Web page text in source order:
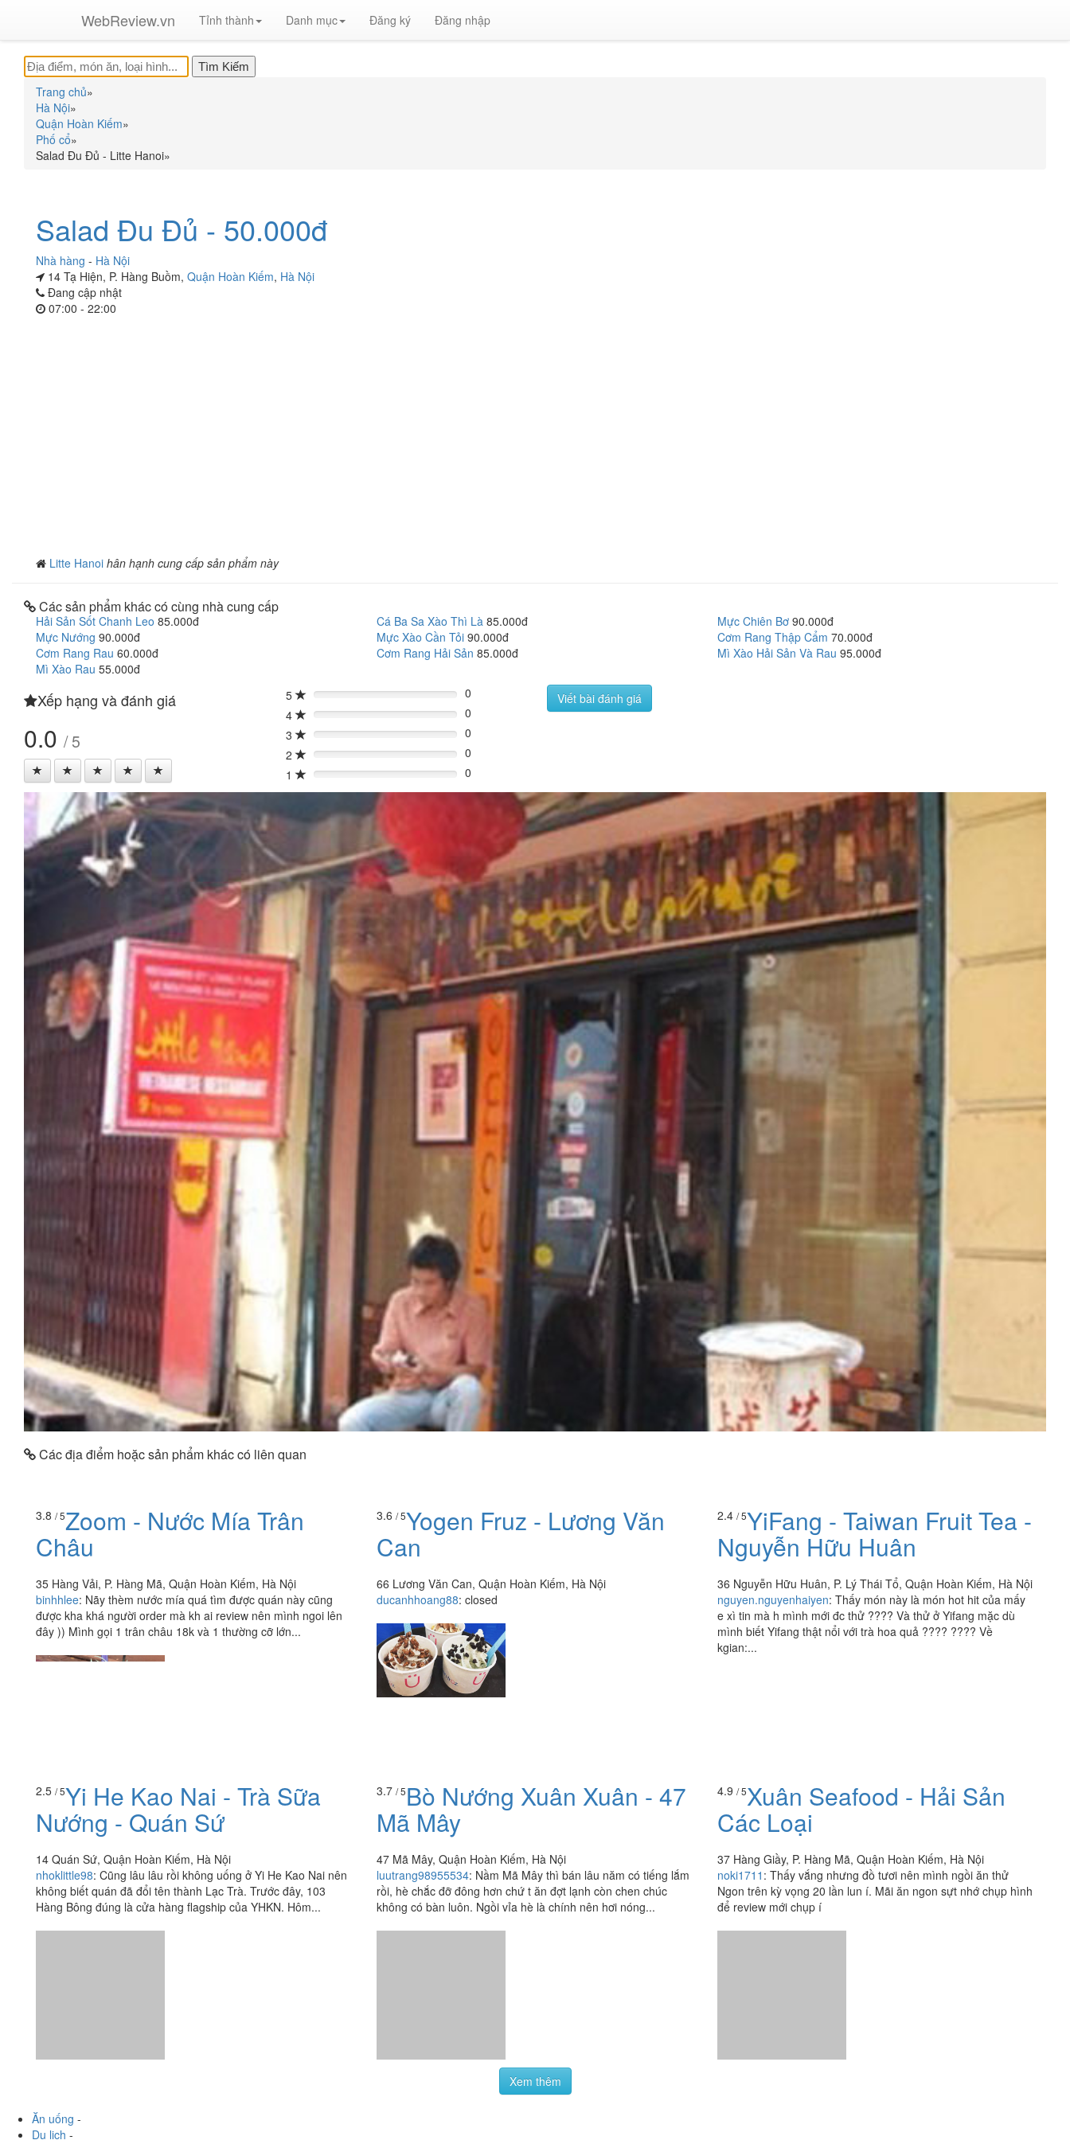
WebReview.vn Tỉnh thành Danh mục Đăng ký Đăng nhập
Trang chủ»
Hà Nội»
Quận Hoàn Kiếm»
Phố cổ»
Salad Đu Đủ - Litte Hanoi»
Salad Đu Đủ - 50.000đ
Nhà hàng - Hà Nội
14 Tạ Hiện, P. Hàng Buồm, Quận Hoàn Kiếm, Hà Nội
Đang cập nhật
07:00 - 22:00
Litte Hanoi hân hạnh cung cấp sản phẩm này
Các sản phẩm khác có cùng nhà cung cấp
Hải Sản Sốt Chanh Leo 85.000đ Cá Ba Sa Xào Thì Là 85.000đ Mực Chiên Bơ 90.000đ
Mực Nướng 90.000đ Mực Xào Cần Tỏi 90.000đ Cơm Rang Thập Cẩm 70.000đ
Cơm Rang Rau 60.000đ Cơm Rang Hải Sản 85.000đ Mì Xào Hải Sản Và Rau 95.000đ
Mì Xào Rau 55.000đ
Xếp hạng và đánh giá
0.0 / 5
5 0%
0
4
0%
0
3
0%
0
2
0%
0
1
0% 0
Viết bài đánh giá
Các địa điểm hoặc sản phẩm khác có liên quan
3.8 / 5Zoom - Nước Mía Trân
Châu
35 Hàng Vải, P. Hàng Mã, Quận Hoàn Kiếm, Hà Nội
binhhlee: Nãy thèm nước mía quá tìm được quán này cũng
được kha khá người order mà kh ai review nên mình ngoi lên
đây )) Mình gọi 1 trân châu 18k và 1 thường cỡ lớn...
3.6 / 5Yogen Fruz - Lương Văn
Can
66 Lương Văn Can, Quận Hoàn Kiếm, Hà Nội
ducanhhoang88: closed
2.4 / 5YiFang - Taiwan Fruit Tea -
Nguyễn Hữu Huân
36 Nguyễn Hữu Huân, P. Lý Thái Tổ, Quận Hoàn Kiếm, Hà Nội
nguyen.nguyenhaiyen: Thấy món này là món hot hit của mấy
e xì tin mà h mình mới đc thử ???? Và thử ở Yifang mặc dù
mình biết Yifang thật nổi với trà hoa quả ???? ???? Về
kgian:...
Yi He Kao Nai - Trà Sữa
Nướng - Quán Sứ
14 Quán Sứ, Quận Hoàn Kiếm, Hà Nội
nhoklittle98:Cũng lâu lâu rồi không uống ở Yi He Kao Nai nên
không biết quán đã đổi tên thành Lạc Trà. Trước đây, 103
Bò Nướng Xuân Xuân - 47
Mã Mây
47 Mã Mây, Quận Hoàn Kiếm, Hà Nội
luutrang98955534:Nầm Mã Mây thì bán lâu năm có tiếng lắm
rồi, hè chắc đỡ đông hơn chứ t ăn đợt lạnh còn chen chúc
Xuân Seafood - Hải Sản
Các Loại
37 Hàng Giầy, P. Hàng Mã, Quận Hoàn Kiếm, Hà Nội
noki1711: Thấy vắng nhưng đồ tươi nên mình ngồi ăn thử
Ngon trên kỳ vọng 20 lần lun í. Mãi ăn ngon sựt nhớ chụp hình
Xem thêm
Ăn uống